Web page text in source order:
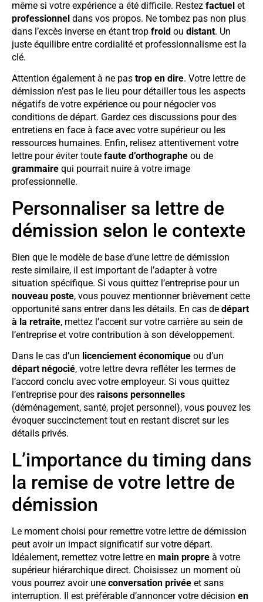
même si votre expérience a été difficile. Restez factuel et
professionnel dans vos propos. Ne tombez pas non plus
dans l’excès inverse en étant trop froid ou distant. Un
juste équilibre entre cordialité et professionnalisme est la
clé.
Attention également à ne pas trop en dire. Votre lettre de
démission n’est pas le lieu pour détailler tous les aspects
négatifs de votre expérience ou pour négocier vos
conditions de départ. Gardez ces discussions pour des
entretiens en face à face avec votre supérieur ou les
ressources humaines. Enfin, relisez attentivement votre
lettre pour éviter toute faute d’orthographe ou de
grammaire qui pourrait nuire à votre image
professionnelle.
Personnaliser sa lettre de
démission selon le contexte
Bien que le modèle de base d’une lettre de démission
reste similaire, il est important de l’adapter à votre
situation spécifique. Si vous quittez l’entreprise pour un
nouveau poste, vous pouvez mentionner brièvement cette
opportunité sans entrer dans les détails. En cas de départ
à la retraite, mettez l’accent sur votre carrière au sein de
l’entreprise et votre contribution à son développement.
Dans le cas d’un licenciement économique ou d’un
départ négocié, votre lettre devra refléter les termes de
l’accord conclu avec votre employeur. Si vous quittez
l’entreprise pour des raisons personnelles
(déménagement, santé, projet personnel), vous pouvez les
évoquer succinctement tout en restant discret sur les
détails privés.
L’importance du timing dans
la remise de votre lettre de
démission
Le moment choisi pour remettre votre lettre de démission
peut avoir un impact significatif sur votre départ.
Idéalement, remettez votre lettre en main propre à votre
supérieur hiérarchique direct. Choisissez un moment où
vous pourrez avoir une conversation privée et sans
interruption. Il est préférable d’annoncer votre décision en